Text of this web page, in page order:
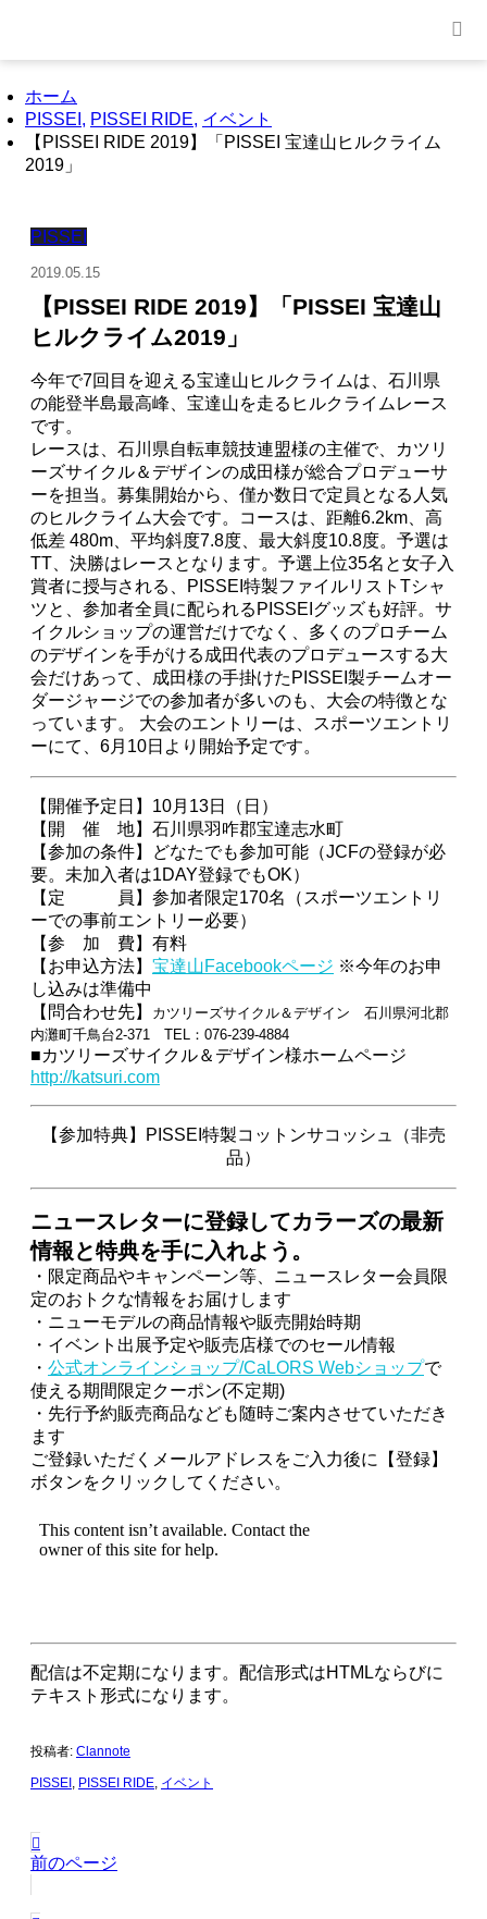
ホーム
PISSEI , PISSEI RIDE, イベント
【PISSEI RIDE 2019】「PISSEI 宝達山ヒルクライム
2019」
PISSEI
2019.05.15
【PISSEI RIDE 2019】「PISSEI 宝達山
ヒルクライム2019」
今年で7回目を迎える宝達山ヒルクライムは、石川県
の能登半島最高峰、宝達山を走るヒルクライムレース
です。
レースは、石川県自転車競技連盟様の主催で、カツリ
ーズサイクル＆デザインの成田様が総合プロデューサ
ーを担当。募集開始から、僅か数日で定員となる人気
のヒルクライム大会です。コースは、距離6.2km、高
低差 480m、平均斜度7.8度、最大斜度10.8度。予選は
TT、決勝はレースとなります。予選上位35名と女子入
賞者に授与される、PISSEI特製ファイルリストTシャ
ツと、参加者全員に配られるPISSEIグッズも好評。サ
イクルショップの運営だけでなく、多くのプロチーム
のデザインを手がける成田代表のプロデュースする大
会だけあって、成田様の手掛けたPISSEI製チームオー
ダージャージでの参加者が多いのも、大会の特徴とな
っています。 大会のエントリーは、スポーツエントリ
ーにて、6月10日より開始予定です。
【開催予定日】10月13日（日）
【開 催 地】石川県羽咋郡宝達志水町
【参加の条件】どなたでも参加可能（JCFの登録が必
要。未加入者は1DAY登録でもOK）
【定 員】参加者限定170名（スポーツエントリ
ーでの事前エントリー必要）
【参 加 費】有料
【お申込方法】 宝達山Facebookページ ※今年のお申
し込みは準備中
【問合わせ先】
カツリーズサイクル＆デザイン 石川県河北郡
内灘町千鳥台2-371 TEL：076-239-4884
■カツリーズサイクル＆デザイン様ホームページ
http://katsuri.com
【参加特典】PISSEI特製コットンサコッシュ（非売
品）
ニュースレターに登録してカラーズの最新
情報と特典を手に入れよう。
・限定商品やキャンペーン等、ニュースレター会員限
定のおトクな情報をお届けします
・ニューモデルの商品情報や販売開始時期
・イベント出展予定や販売店様でのセール情報
・ 公式オンラインショップ/CaLORS Webショップで
使える期間限定クーポン(不定期)
・先行予約販売商品なども随時ご案内させていただき
ます
ご登録いただくメールアドレスをご入力後に【登録】
ボタンをクリックしてください。
配信は不定期になります。配信形式はHTMLならびに
テキスト形式になります。
投稿者: Clannote
PISSEI , PISSEI RIDE, イベント
前のページ